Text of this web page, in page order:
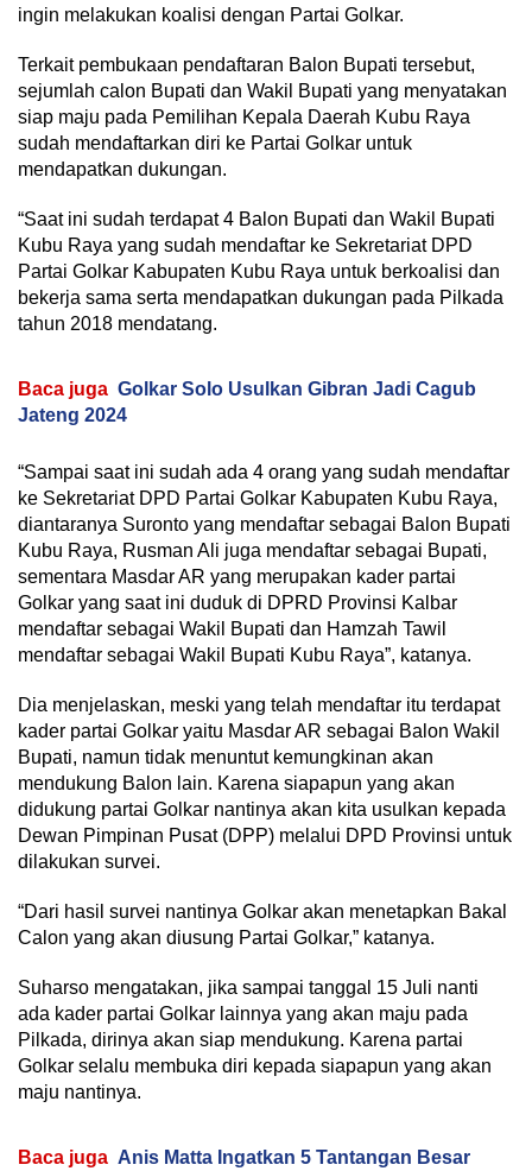
ingin melakukan koalisi dengan Partai Golkar.
Terkait pembukaan pendaftaran Balon Bupati tersebut,
sejumlah calon Bupati dan Wakil Bupati yang menyatakan
siap maju pada Pemilihan Kepala Daerah Kubu Raya
sudah mendaftarkan diri ke Partai Golkar untuk
mendapatkan dukungan.
“Saat ini sudah terdapat 4 Balon Bupati dan Wakil Bupati
Kubu Raya yang sudah mendaftar ke Sekretariat DPD
Partai Golkar Kabupaten Kubu Raya untuk berkoalisi dan
bekerja sama serta mendapatkan dukungan pada Pilkada
tahun 2018 mendatang.
Baca juga Golkar Solo Usulkan Gibran Jadi Cagub
Jateng 2024
“Sampai saat ini sudah ada 4 orang yang sudah mendaftar
ke Sekretariat DPD Partai Golkar Kabupaten Kubu Raya,
diantaranya Suronto yang mendaftar sebagai Balon Bupati
Kubu Raya, Rusman Ali juga mendaftar sebagai Bupati,
sementara Masdar AR yang merupakan kader partai
Golkar yang saat ini duduk di DPRD Provinsi Kalbar
mendaftar sebagai Wakil Bupati dan Hamzah Tawil
mendaftar sebagai Wakil Bupati Kubu Raya”, katanya.
Dia menjelaskan, meski yang telah mendaftar itu terdapat
kader partai Golkar yaitu Masdar AR sebagai Balon Wakil
Bupati, namun tidak menuntut kemungkinan akan
mendukung Balon lain. Karena siapapun yang akan
didukung partai Golkar nantinya akan kita usulkan kepada
Dewan Pimpinan Pusat (DPP) melalui DPD Provinsi untuk
dilakukan survei.
“Dari hasil survei nantinya Golkar akan menetapkan Bakal
Calon yang akan diusung Partai Golkar,” katanya.
Suharso mengatakan, jika sampai tanggal 15 Juli nanti
ada kader partai Golkar lainnya yang akan maju pada
Pilkada, dirinya akan siap mendukung. Karena partai
Golkar selalu membuka diri kepada siapapun yang akan
maju nantinya.
Baca juga Anis Matta Ingatkan 5 Tantangan Besar